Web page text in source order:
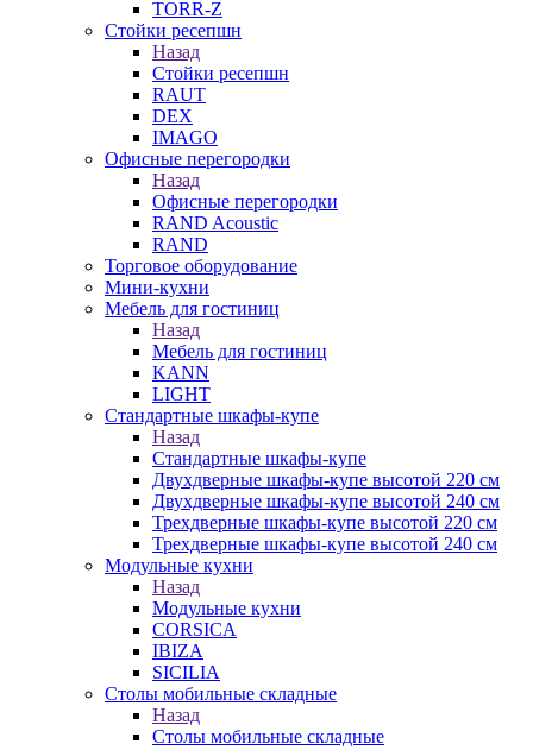
TORR-Z
Стойки ресепшн
Назад
Стойки ресепшн
RAUT
DEX
IMAGO
Офисные перегородки
Назад
Офисные перегородки
RAND Acoustic
RAND
Торговое оборудование
Мини-кухни
Мебель для гостиниц
Назад
Мебель для гостиниц
KANN
LIGHT
Стандартные шкафы-купе
Назад
Стандартные шкафы-купе
Двухдверные шкафы-купе высотой 220 см
Двухдверные шкафы-купе высотой 240 см
Трехдверные шкафы-купе высотой 220 см
Трехдверные шкафы-купе высотой 240 см
Модульные кухни
Назад
Модульные кухни
CORSICA
IBIZA
SICILIA
Столы мобильные складные
Назад
Столы мобильные складные